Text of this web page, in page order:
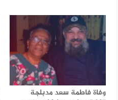
وفاة فاطمة سعد مدبلجة